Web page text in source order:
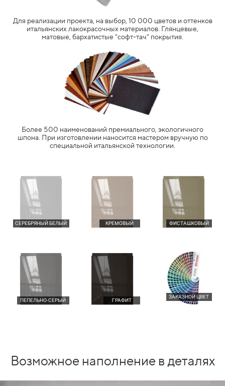
Для реализации проекта, на выбор, 10 000 цветов и оттенков
итальянских лакокрасочных материалов. Глянцевые,
матовые, бархатистые "софт-тач" покрытия.
Более 500 наименований премиального, экологичного
шпона. При изготовлении наносится мастером вручную по
специальной итальянской технологии.
СЕРЕБРЯНЫЙ БЕЛЫЙ КРЕМОВЫЙ ФИСТАШКОВЫЙ
ПЕПЕЛЬНО-СЕРЫЙ ГРАФИТ
ЗАКАЗНОЙ ЦВЕТ
Возможное наполнение в деталях